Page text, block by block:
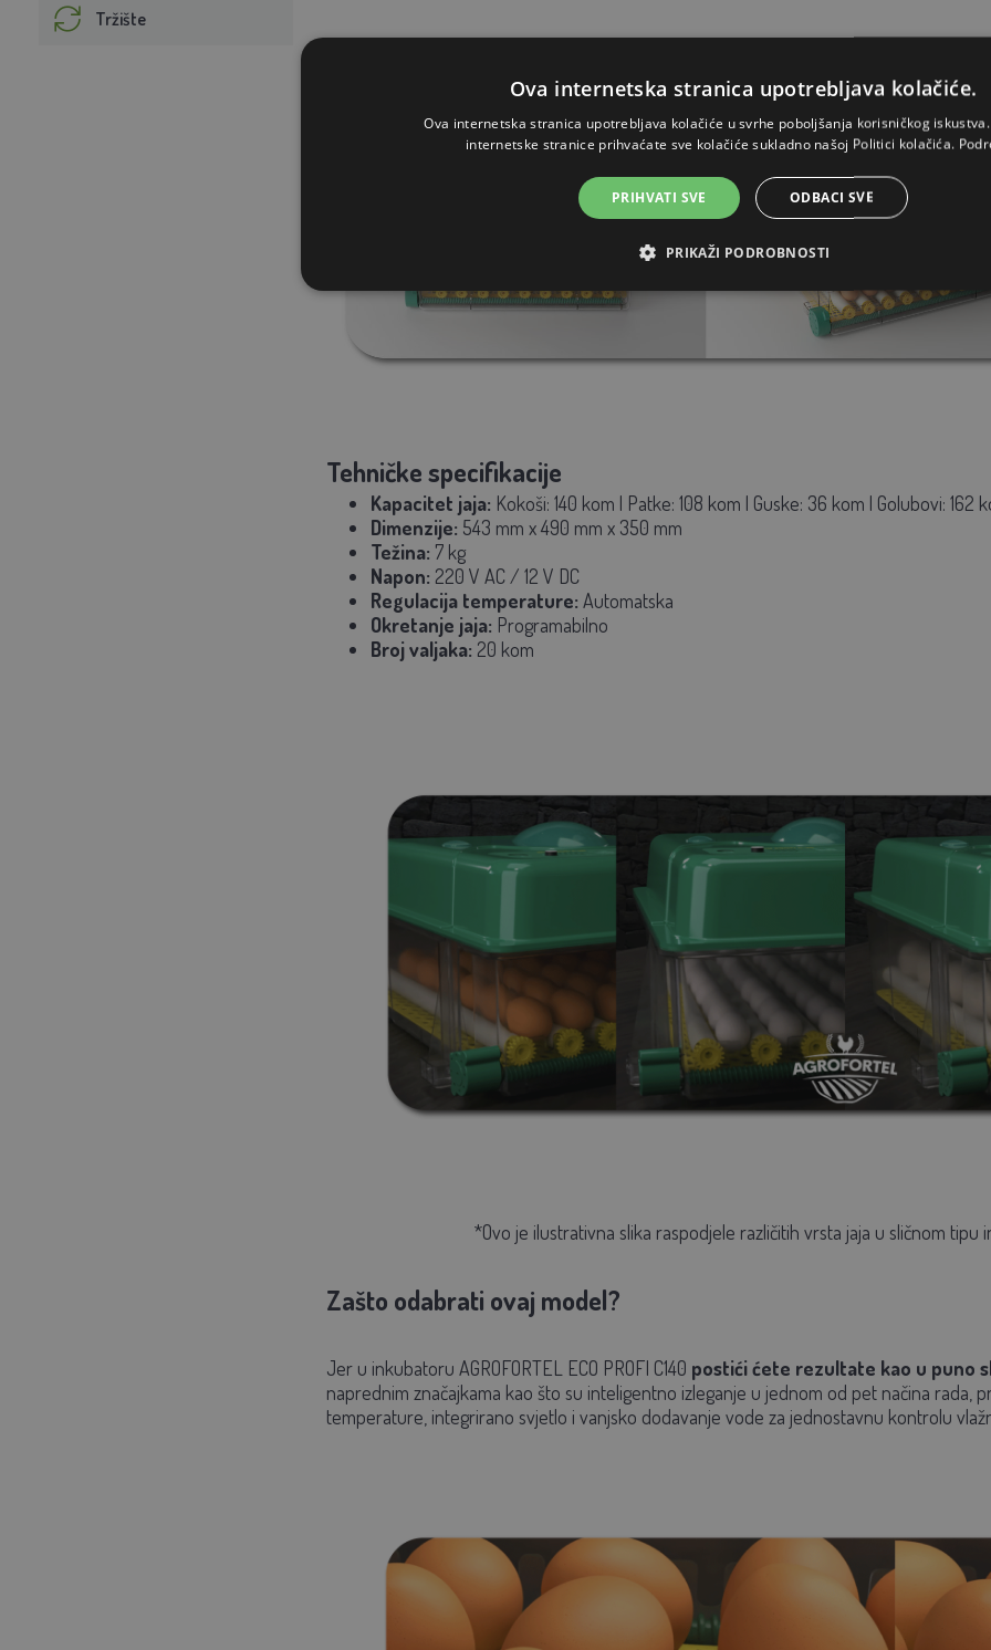
Tržište
Tehničke specifikacije
Kapacitet jaja: Kokoši: 140 kom | Patke: 108 kom | Guske: 36 kom | Golubovi: 162
Dimenzije: 543 mm x 490 mm x 350 mm
Težina: 7 kg
Napon: 220 V AC / 12 V DC
Regulacija temperature: Automatska
Okretanje jaja: Programabilno
Broj valjaka: 20 kom
*Ovo je ilustrativna slika raspodjele različitih vrsta jaja u sličnom
Zašto odabrati ovaj model?
Jer u inkubatoru AGROFORTEL ECO PROFI C140 postići ćete rezultate kao u puno
naprednim značajkama kao što su inteligentno izleganje u jednom od pet načina rada,
temperature, integrirano svjetlo i vanjsko dodavanje vode za jednostavnu kontrolu
Ova internetska stranica upotrebljava kolačiće.
Ova internetska stranica upotrebljava kolačiće u svrhe poboljšanja korisničkog
internetske stranice prihvaćate sve kolačiće sukladno našoj Politici kolačića.
PRIHVATI SVE ODBACI SVE
PRIKAŽI PODROBNOSTI